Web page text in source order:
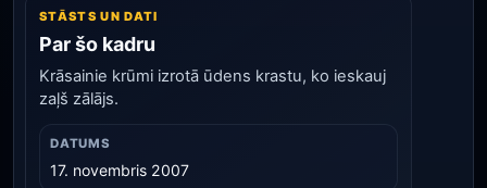
STĀSTS UN DATI
Par šo kadru
Krāsainie krūmi izrotā ūdens krastu, ko ieskauj
zaļš zālājs.
DATUMS
17. novembris 2007